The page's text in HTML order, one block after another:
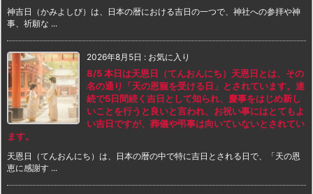
神吉日（かみよしび）は、日本の暦における吉日の一つで、神社への参拝や神
事、祈願な ...
2026年8月5日 : お気に入り
8/5 本日は天恩日（てんおんにち）天恩日とは、その
名の通り「天の恩寵を受ける日」とされています。連
続で5日間続く吉日として知られ、慶事をはじめ新し
いことを行うと良いと言われ、お祝い事にはとてもよ
い吉日ですが、葬儀や弔事は向いていないとされてい
ます。
天恩日（てんおんにち）は、日本の暦の中で特に吉日とされる日で、「天の恩
恵に感謝す ...